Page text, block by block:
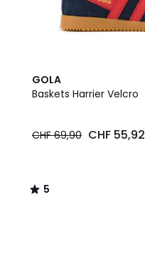
GOLA
Baskets Harrier Velcro
CHF 69,90 CHF 55,92
5
/
5
/